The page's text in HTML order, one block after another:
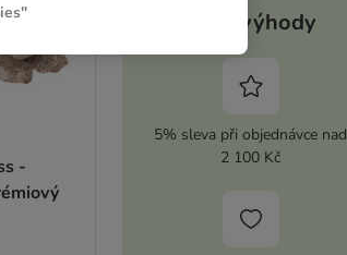
-
Vaše výhody
5% sleva při objednávce nad
2 100 Kč